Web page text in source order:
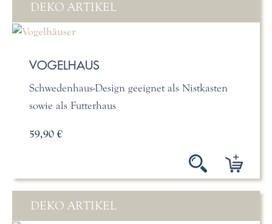
DEKO ARTIKEL
VOGELHAUS
Schwedenhaus-Design geeignet als Nistkasten
sowie als Futterhaus
59,90 €
DEKO ARTIKEL